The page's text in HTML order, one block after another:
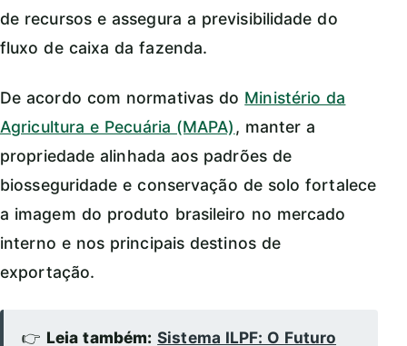
de recursos e assegura a previsibilidade do
fluxo de caixa da fazenda.
De acordo com normativas do Ministério da
Agricultura e Pecuária (MAPA), manter a
propriedade alinhada aos padrões de
biosseguridade e conservação de solo fortalece
a imagem do produto brasileiro no mercado
interno e nos principais destinos de
exportação.
👉 Leia também: Sistema ILPF: O Futuro